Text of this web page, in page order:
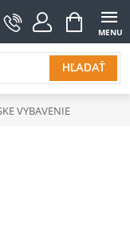
HĽADAŤ
NÁKUPNÝ
KOŠÍK
VYBAVENIE